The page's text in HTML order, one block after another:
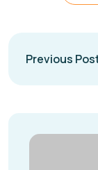
Previous